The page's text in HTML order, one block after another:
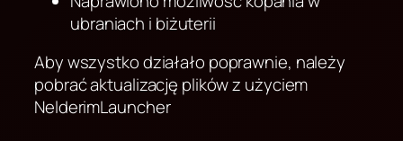
ubraniach i biżuterii
Aby wszystko działało poprawnie, należy
pobrać aktualizację plików z użyciem
NelderimLauncher